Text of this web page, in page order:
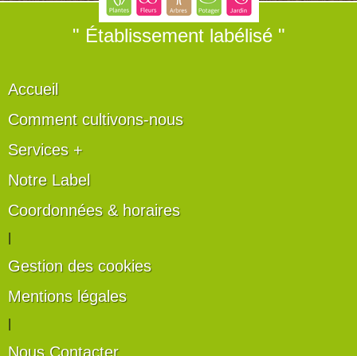
" Établissement labélisé "
Accueil
Comment cultivons-nous
Services +
Notre Label
Coordonnées & horaires
Gestion des cookies
Mentions légales
Nous Contacter